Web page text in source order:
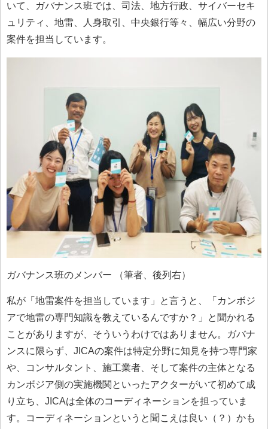
いて、ガバナンス班では、司法、地方行政、サイバーセキ
ュリティ、地雷、人身取引、中央銀行等々、幅広い分野の
案件を担当しています。
ガバナンス班のメンバー （筆者、後列右）
私が「地雷案件を担当しています」と言うと、「カンボジ
アで地雷の専門知識を教えているんですか？」と聞かれる
ことがありますが、そういうわけではありません。ガバナ
ンスに限らず、JICAの案件は特定分野に知見を持つ専門家
や、コンサルタント、施工業者、そして案件の主体となる
カンボジア側の実施機関といったアクターがいて初めて成
り立ち、JICAは全体のコーディネーションを担っていま
す。コーディネーションというと聞こえは良い（？）かも